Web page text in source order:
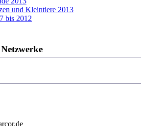
und Kleintiere 2013
bis 2012